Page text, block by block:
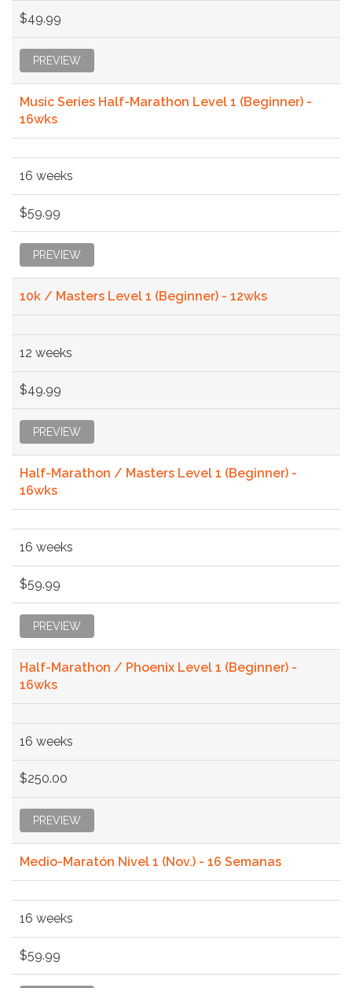
$49.99
PREVIEW
Music Series Half-Marathon Level 1 (Beginner) -
16wks
16 weeks
$59.99
PREVIEW
10k / Masters Level 1 (Beginner) - 12wks
12 weeks
$49.99
PREVIEW
Half-Marathon / Masters Level 1 (Beginner) -
16wks
16 weeks
$59.99
PREVIEW
Half-Marathon / Phoenix Level 1 (Beginner) -
16wks
16 weeks
$250.00
PREVIEW
Medio-Maratón Nivel 1 (Nov.) - 16 Semanas
16 weeks
$59.99